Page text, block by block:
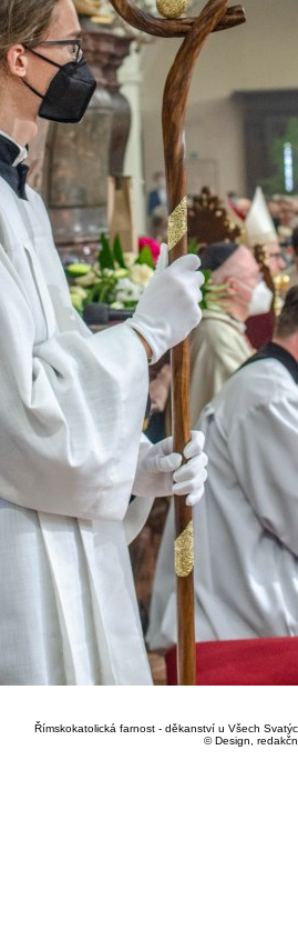
Římskokatolická farnost - děkanství u Všech
© Design,